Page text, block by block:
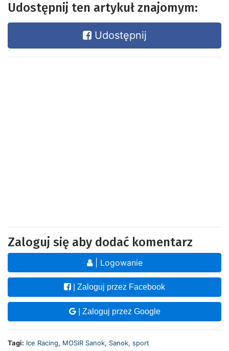
Udostępnij ten artykuł znajomym:
Udostępnij
Zaloguj się aby dodać komentarz
| Logowanie
| Zaloguj przez Facebook
| Zaloguj przez Google
Tagi: Ice Racing, MOSiR Sanok, Sanok, sport